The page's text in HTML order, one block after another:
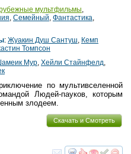
мультфильмы,
, Семейный, Фантастика,
: Жуакин Душ Сантуш, Кемп
Томпсон
Мур, Хейли Стайнфелд,
по мультивселенной
Людей-пауков, которым
злодеем.
Скачать и Смотреть